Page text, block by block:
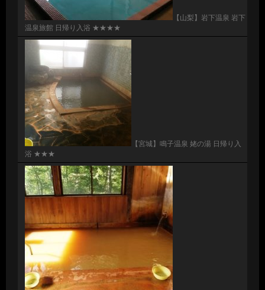
【山梨】岩下温泉 岩下
温泉旅館 日帰り入浴 ★★★★
【宮城】鳴子温泉 姥の湯 日帰り入
浴 ★★★